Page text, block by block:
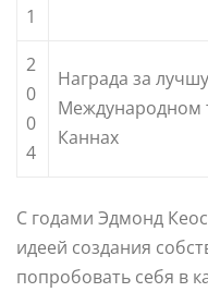
1
2
0
0
4
Награда за
Международном
Каннах
С годами Эдмонд
идеей создания
попробовать себя в